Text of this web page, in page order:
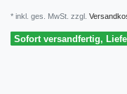
* inkl. ges. MwSt. zzgl.
Sofort versandfertig,